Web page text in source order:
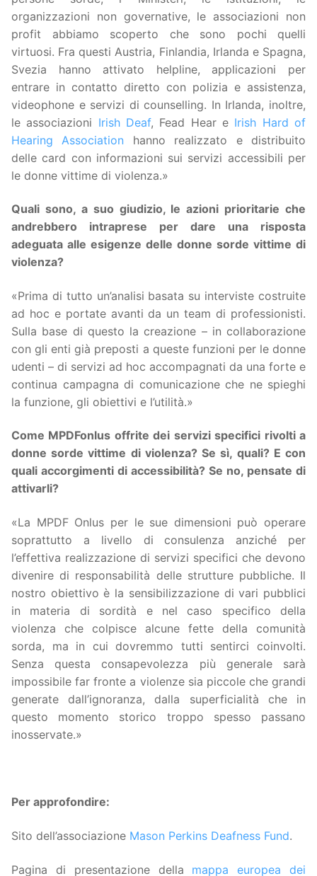
organizzazioni non governative, le associazioni non
profit abbiamo scoperto che sono pochi quelli
virtuosi. Fra questi Austria, Finlandia, Irlanda e Spagna,
Svezia hanno attivato helpline, applicazioni per
entrare in contatto diretto con polizia e assistenza,
videophone e servizi di counselling. In Irlanda, inoltre,
le associazioni Irish Deaf, Fead Hear e Irish Hard of
Hearing Association hanno realizzato e distribuito
delle card con informazioni sui servizi accessibili per
le donne vittime di violenza.»
Quali sono, a suo giudizio, le azioni prioritarie che
andrebbero intraprese per dare una risposta
adeguata alle esigenze delle donne sorde vittime di
violenza?
«Prima di tutto un’analisi basata su interviste costruite
ad hoc e portate avanti da un team di professionisti.
Sulla base di questo la creazione – in collaborazione
con gli enti già preposti a queste funzioni per le donne
udenti – di servizi ad hoc accompagnati da una forte e
continua campagna di comunicazione che ne spieghi
la funzione, gli obiettivi e l’utilità.»
Come MPDFonlus offrite dei servizi specifici rivolti a
donne sorde vittime di violenza? Se sì, quali? E con
quali accorgimenti di accessibilità? Se no, pensate di
attivarli?
«La MPDF Onlus per le sue dimensioni può operare
soprattutto a livello di consulenza anziché per
l’effettiva realizzazione di servizi specifici che devono
divenire di responsabilità delle strutture pubbliche. Il
nostro obiettivo è la sensibilizzazione di vari pubblici
in materia di sordità e nel caso specifico della
violenza che colpisce alcune fette della comunità
sorda, ma in cui dovremmo tutti sentirci coinvolti.
Senza questa consapevolezza più generale sarà
impossibile far fronte a violenze sia piccole che grandi
generate dall’ignoranza, dalla superficialità che in
questo momento storico troppo spesso passano
inosservate.»
Per approfondire:
Sito dell’associazione Mason Perkins Deafness Fund.
Pagina di presentazione della mappa europea dei